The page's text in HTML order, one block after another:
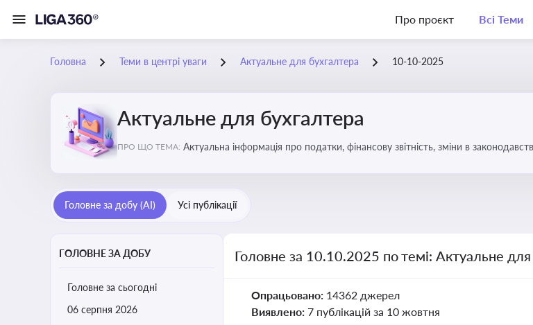
Про проєкт Всі Теми
Головна Теми в центрі уваги Актуальне для бухгалтера 10-10-2025
Актуальне для бухгалтера
ПРО ЩО ТЕМА: Актуальна інформація про податки, фінансову звітність, зміни в
Головне за добу (AI) Усі публікації
ГОЛОВНЕ ЗА ДОБУ
Головне за сьогодні
06 серпня 2026
Головне за 10.10.2025 по темі: Актуальне для
Опрацьовано: 14362 джерел
Виявлено: 7 публікацій за 10 жовтня